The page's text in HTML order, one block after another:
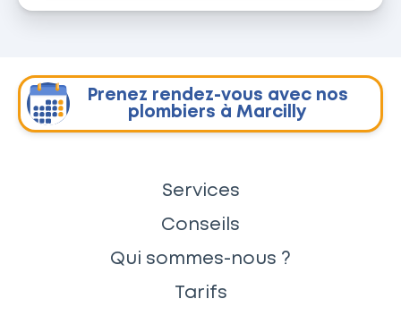
Prenez rendez-vous avec nos
plombiers à Marcilly
Services
Conseils
Qui sommes-nous ?
Tarifs